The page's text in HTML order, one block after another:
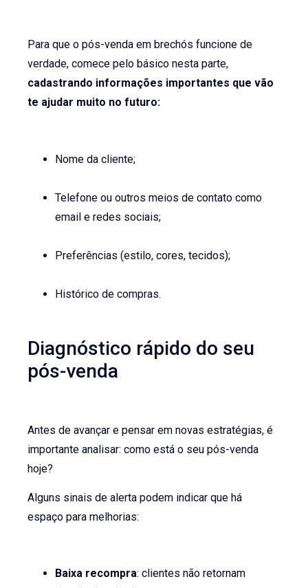
Para que o pós-venda em brechós funcione de
verdade, comece pelo básico nesta parte,
cadastrando informações importantes que vão
te ajudar muito no futuro:
Nome da cliente;
Telefone ou outros meios de contato como
email e redes sociais;
Preferências (estilo, cores, tecidos);
Histórico de compras.
Diagnóstico rápido do seu
pós-venda
Antes de avançar e pensar em novas estratégias, é
importante analisar: como está o seu pós-venda
hoje?
Alguns sinais de alerta podem indicar que há
espaço para melhorias:
Baixa recompra: clientes não retornam